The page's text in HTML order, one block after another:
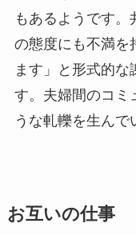
もあるようです
の態度にも不満を
ます」と形式的な
す。夫婦間のコミ
うな軋轢を生んで
お互いの仕事